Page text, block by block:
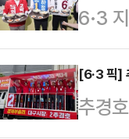
6·3
에서
뛰고
단일
[6·3 픽]
추경